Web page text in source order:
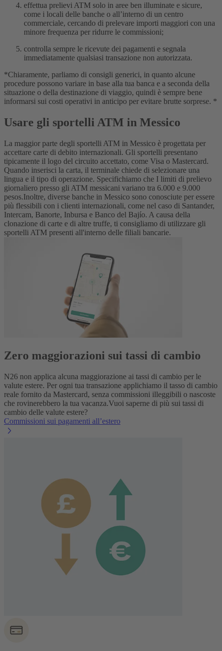
effettua prelievi ATM solo in aree ben illuminate e sicure,
come i locali delle banche o all’interno di un centro
commerciale, cercando di prelevare importi maggiori con una
minore frequenza per ridurre le commissioni;
controlla sempre le ricevute dei pagamenti e segnala
immediatamente qualsiasi transazione non autorizzata.
*Chiaramente, parliamo di consigli generici, in quanto alcune
procedure possono variare in base alla tua banca e a seconda della
situazione o della destinazione di viaggio, quindi è sempre bene
informarsi sui costi operativi in anticipo per evitare brutte sorprese. *
Usare gli sportelli ATM in Messico
La maggior parte degli sportelli ATM in Messico è progettata per
accettare carte di debito internazionali. Gli sportelli presentano
tipicamente il logo del circuito accettato, come Visa o Mastercard.
Quando inserisci la carta, il terminale chiede di selezionare una
lingua e il tipo di operazione. Specifichiamo che I limiti di prelievo
giornaliero presso gli ATM messicani variano tra 6.000 e 9.000
pesos.Inoltre, diverse banche in Messico sono conosciute per essere
più flessibili con i clienti internazionali, come nel caso di Santander,
Intercam, Banorte, Inbursa e Banco del Bajío. A causa della
clonazione di carte e di altre truffe, ti consigliamo di utilizzare gli
sportelli ATM presenti all'interno delle filiali bancarie.
Zero maggiorazioni sui tassi di cambio
N26 non applica alcuna maggiorazione ai tassi di cambio per le
valute estere. Per ogni tua transazione applichiamo il tasso di cambio
reale fornito da Mastercard, senza commissioni illeggibili o nascoste
che rovinerebbero la tua vacanza.Vuoi saperne di più sui tassi di
cambio delle valute estere?
Commissioni sui pagamenti all’estero